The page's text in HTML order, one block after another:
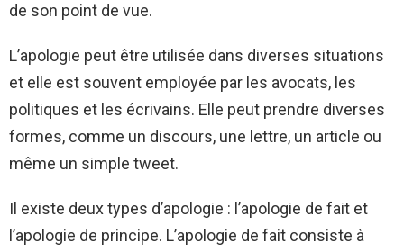
de son point de vue.
L’apologie peut être utilisée dans diverses situations
et elle est souvent employée par les avocats, les
politiques et les écrivains. Elle peut prendre diverses
formes, comme un discours, une lettre, un article ou
même un simple tweet.
Il existe deux types d’apologie : l’apologie de fait et
l’apologie de principe. L’apologie de fait consiste à